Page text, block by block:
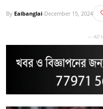
By Eaibanglai-December 15, 2024
—